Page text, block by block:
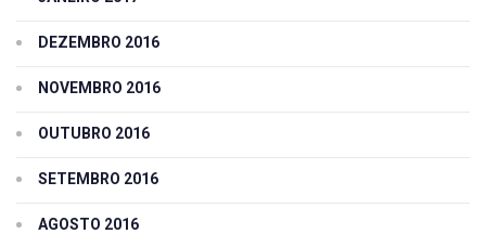
DEZEMBRO 2016
NOVEMBRO 2016
OUTUBRO 2016
SETEMBRO 2016
AGOSTO 2016